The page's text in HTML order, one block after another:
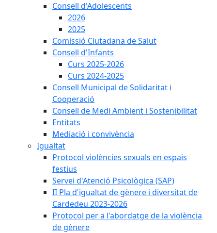
Consell d'Adolescents
2026
2025
Comissió Ciutadana de Salut
Consell d'Infants
Curs 2025-2026
Curs 2024-2025
Consell Municipal de Solidaritat i
Cooperació
Consell de Medi Ambient i Sostenibilitat
Entitats
Mediació i convivència
Igualtat
Protocol violències sexuals en espais
festius
Servei d'Atenció Psicològica (SAP)
II Pla d'igualtat de gènere i diversitat de
Cardedeu 2023-2026
Protocol per a l'abordatge de la violència
de gènere